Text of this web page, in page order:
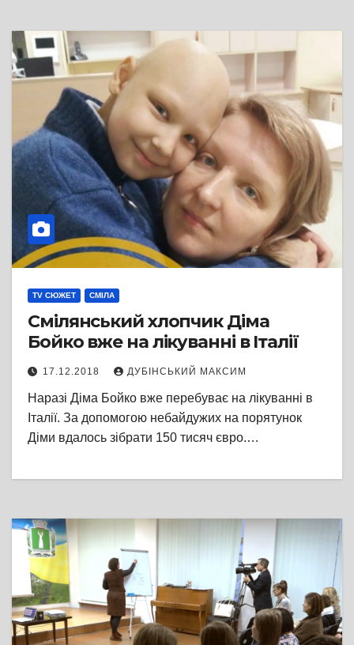
TV СЮЖЕТ СМІЛА
Смілянський хлопчик Діма
Бойко вже на лікуванні в Італії
17.12.2018 ДУБІНСЬКИЙ МАКСИМ
Наразі Діма Бойко вже перебуває на лікуванні в
Італії. За допомогою небайдужих на порятунок
Діми вдалось зібрати 150 тисяч євро.…